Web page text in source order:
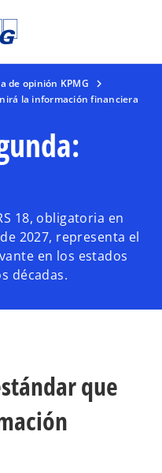
de opinión KPMG
la información financiera
18, obligatoria en
2027, representa el
en los estados
décadas.
que